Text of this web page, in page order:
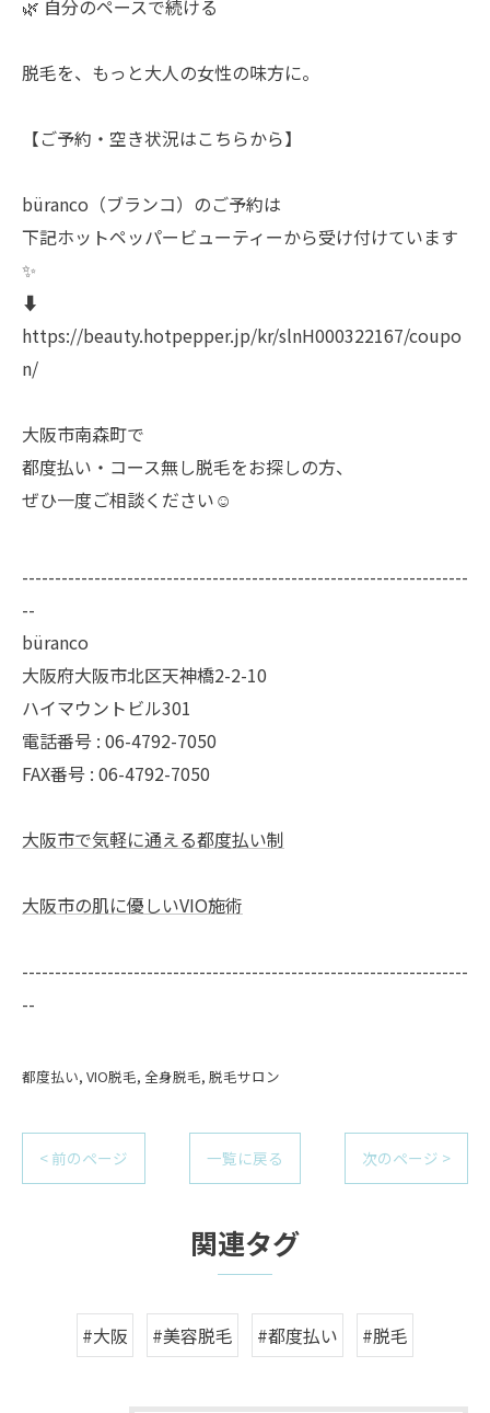
🌿 自分のペースで続ける
脱毛を、もっと大人の女性の味方に。
【ご予約・空き状況はこちらから】
büranco（ブランコ）のご予約は
下記ホットペッパービューティーから受け付けています
✨
⬇️
https://beauty.hotpepper.jp/kr/slnH000322167/coupo
n/
大阪市南森町で
都度払い・コース無し脱毛をお探しの方、
ぜひ一度ご相談ください☺️
--------------------------------------------------------------------
--
büranco
大阪府大阪市北区天神橋2-2-10
ハイマウントビル301
電話番号 : 06-4792-7050
FAX番号 : 06-4792-7050
大阪市で気軽に通える都度払い制
大阪市の肌に優しいVIO施術
--------------------------------------------------------------------
--
都度払い VIO脱毛 全身脱毛 脱毛サロン
< 前のページ 一覧に戻る 次のページ >
関連タグ
#大阪 #美容脱毛 #都度払い #脱毛